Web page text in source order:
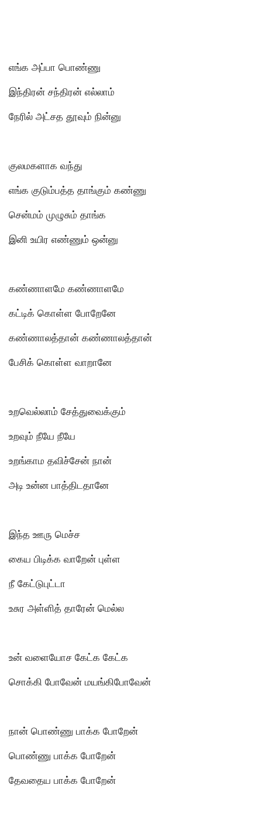
எங்க அப்பா பொண்ணு
இந்திரன் சந்திரன் எல்லாம்
நேரில் அட்சத தூவும் நின்னு
குலமகளாக வந்து
எங்க குடும்பத்த தாங்கும் கண்ணு
சென்மம் முழுசும் தாங்க
இனி உயிர எண்ணும் ஒன்னு
கண்ணாளமே கண்ணாளமே
கட்டிக் கொள்ள போறேனே
கண்ணாலத்தான் கண்ணாலத்தான்
பேசிக் கொள்ள வாறானே
உறவெல்லாம் சேத்துவைக்கும்
உறவும் நீயே நீயே
உறங்காம தவிச்சேன் நான்
அடி உன்ன பாத்திடதானே
இந்த ஊரு மெச்ச
கைய பிடிக்க வாறேன் புள்ள
நீ கேட்டுபுட்டா
உசுர அள்ளித் தாரேன் மெல்ல
உன் வளையோச கேட்க கேட்க
சொக்கி போவேன் மயங்கிபோவேன்
நான் பொண்ணு பாக்க போறேன்
பொண்ணு பாக்க போறேன்
தேவதைய பாக்க போறேன்